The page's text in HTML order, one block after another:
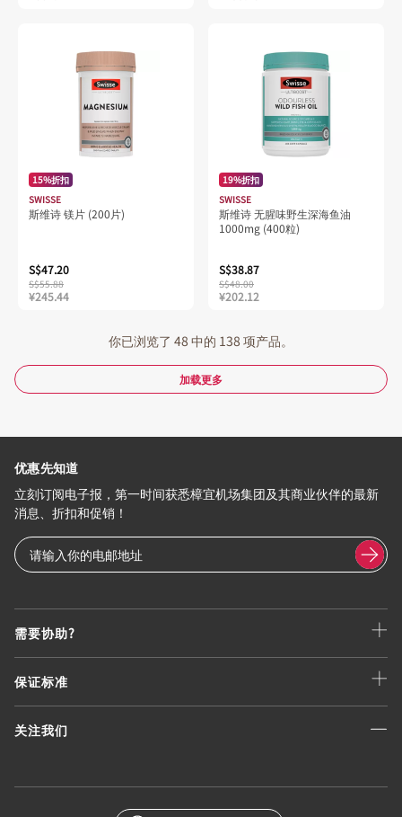
15%折扣
SWISSE
斯维诗 镁片 (200片)
S$47.20
S$55.88
¥245.44
19%折扣
SWISSE
斯维诗 无腥味野生深海鱼油
1000mg (400粒)
S$38.87
S$48.00
¥202.12
你已浏览了 48 中的 138 项产品。
加载更多
需要协助?
保证标准
关注我们
优惠先知道
立刻订阅电子报，第一时间获悉樟宜机场集团及其商业伙伴的最新
消息、折扣和促销！